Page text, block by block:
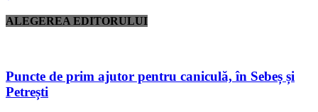
ALEGEREA EDITORULUI
Puncte de prim ajutor pentru caniculă, în Sebeș și
Petrești